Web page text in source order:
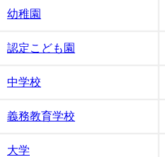
幼稚園
認定こども園
中学校
義務教育学校
大学